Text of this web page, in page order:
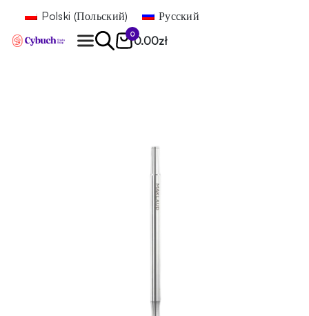
Polski (Польский) Русский
0
0.00zł